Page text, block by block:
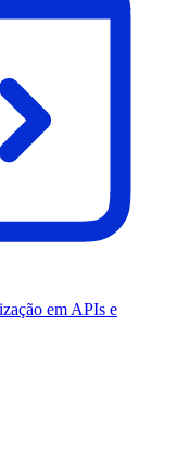
em APIs e